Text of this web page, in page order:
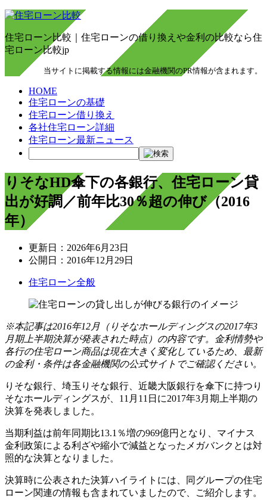
住宅ローン比較｜住宅ローンの借り換えや金利の比較なら住
宅ローン比較jp
当サイトに掲載する情報には金融機関のPR情報が含まれます。
HOME
住宅ローンの基礎
住宅ローン借り換え
各社住宅ローン詳細
住宅ローン最新ニュース
りそなHD傘下の各銀行、住宅ローン貸
出が好調／前年比30％超の伸び（2016
年）
更新日： 2026年6月23日
公開日： 2016年12月29日
住宅ローン全般
※本記事は2016年12月（りそなホールディングスの2017年3
月期上半期決算が発表された時点）の内容です。金利情勢や
各行の住宅ローン商品は現在大きく変化しているため、最新
の金利・条件は各金融機関の公式サイトでご確認ください。
りそな銀行、埼玉りそな銀行、近畿大阪銀行を傘下に持つり
そなホールディングスが、11月11日に2017年3月期上半期の
決算を発表しました。
当期利益は前年同期比13.1％増の969億円となり、マイナス
金利政策による利ざや縮小で減益となったメガバンクとは対
照的な決算となりました。
決算時に公表された決算ハイライトには、同グループの住宅
ローン関連の情報も含まれていましたので、ご紹介します。